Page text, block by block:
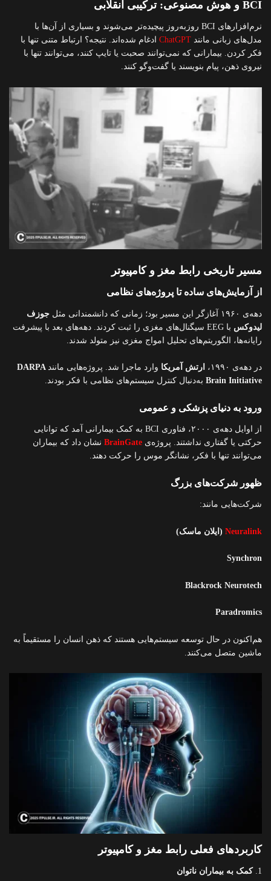
BCI و هوش مصنوعی: ترکیبی انقلابی
نرم‌افزارهای BCI روزبه‌روز پیچیده‌تر می‌شوند و بسیاری از آن‌ها با
مدل‌های زبانی مانند ChatGPT ادغام شده‌اند. نتیجه؟ ارتباط متنی تنها با
فکر کردن. بیمارانی که نمی‌توانند صحبت یا تایپ کنند، می‌توانند تنها با
نیروی ذهن، پیام بنویسند یا گفت‌وگو کنند.
مسیر تاریخی رابط مغز و کامپیوتر
از آزمایش‌های ساده تا پروژه‌های نظامی
دهه‌ی ۱۹۶۰ آغازگر این مسیر بود؛ زمانی که دانشمندانی مثل
جوزف
لیدوکس
با EEG سیگنال‌های مغزی را ثبت کردند. دهه‌های بعد با پیشرفت
رایانه‌ها، الگوریتم‌های تحلیل امواج مغزی نیز متولد شدند.
در دهه‌ی ۱۹۹۰، ارتش آمریکا وارد ماجرا شد. پروژه‌هایی مانندDARPA
Brain Initiative به‌دنبال کنترل سیستم‌های نظامی با فکر بودند.
ورود به دنیای پزشکی و عمومی
از اوایل دهه‌ی ۲۰۰۰، فناوری BCI به کمک بیمارانی آمد که توانایی
حرکتی یا گفتاری نداشتند. پروژه‌ی BrainGate نشان داد که بیماران
می‌توانند تنها با فکر، نشانگر موس را حرکت دهند.
ظهور شرکت‌های بزرگ
شرکت‌هایی مانند:
Neuralink (ایلان ماسک)
Synchron
Blackrock Neurotech
Paradromics
هم‌اکنون در حال توسعه سیستم‌هایی هستند که ذهن انسان را مستقیماً به
ماشین متصل می‌کنند.
کاربردهای فعلی رابط مغز و کامپیوتر
1. کمک به بیماران ناتوان